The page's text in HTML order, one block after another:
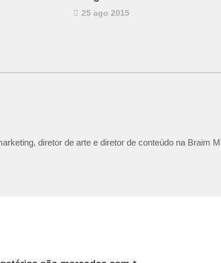
25 ago 2015
diretor de arte e diretor de conteúdo na Braim